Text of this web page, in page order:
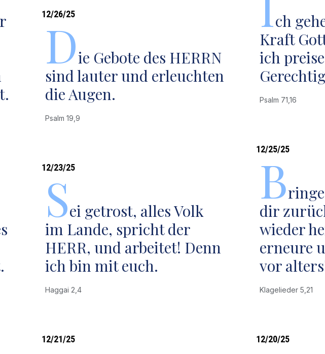
12/26/25
Die Gebote des HERRN
sind lauter und erleuchten
die Augen.
Psalm 19,9
12/23/25
Sei getrost, alles Volk
im Lande, spricht der
HERR, und arbeitet! Denn
ich bin mit euch.
Haggai 2,4
12/21/25
ch
Kraft
ich
Psalm 71,16
12/25/25
B
dir
wieder
erneure
vor
Klagelieder 5,21
12/20/25